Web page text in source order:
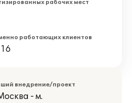
рабочих мест
работающих клиентов
внедрение/проект
- м.